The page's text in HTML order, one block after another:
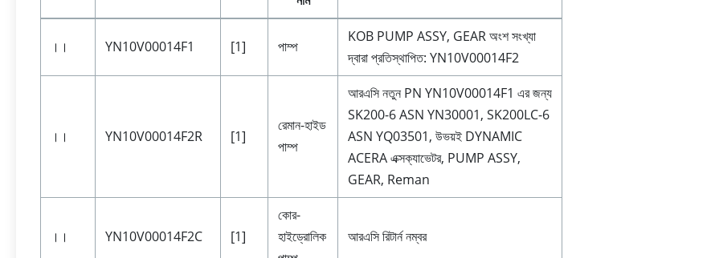
।। YN10V00014F1 [1] পাম্প
KOB PUMP ASSY, GEAR অংশ সংখ্যা
দ্বারা প্রতিস্থাপিত: YN10V00014F2
।। YN10V00014F2R [1]
রেমান-হাইড
পাম্প
আরএসিনতুন PN YN10V00014F1 এর জন্য
SK200-6 ASN YN30001, SK200LC-6
ASN YQ03501, উভয়ই DYNAMIC
ACERA এক্সক্যাভেটর, PUMP ASSY,
GEAR, Reman
।। YN10V00014F2C [1]
কোর-
হাইড্রোলিক
আরএসিরিটার্ন নম্বর